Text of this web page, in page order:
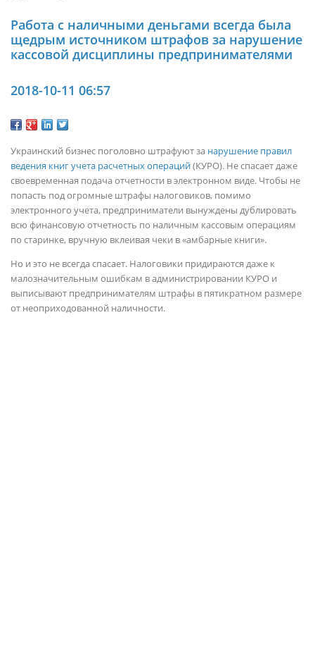
Работа с наличными деньгами всегда была
щедрым источником штрафов за нарушение
кассовой дисциплины предпринимателями
2018-10-11 06:57
Украинский бизнес поголовно штрафуют за нарушение правил
ведения книг учета расчетных операций(КУРО). Не спасает даже
своевременная подача отчетности в электронном виде. Чтобы не
попасть под огромные штрафы налоговиков, помимо
электронного учета, предприниматели вынуждены дублировать
всю финансовую отчетность по наличным кассовым операциям
по старинке, вручную вклеивая чеки в «амбарные книги».
Но и это не всегда спасает. Налоговики придираются даже к
малозначительным ошибкам в администрировании КУРО и
выписывают предпринимателям штрафы в пятикратном размере
от неоприходованной наличности.